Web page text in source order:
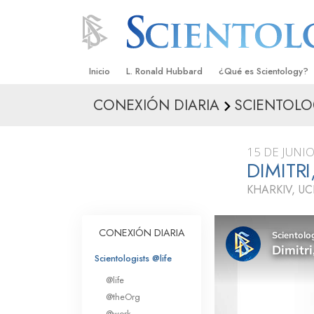
Inicio L. Ronald Hubbard ¿Qué es Scientology?
Creencias y Prácticas
Qué dicen los
Scientology
Conoce a un
Dentro de una Iglesia
Los Principios
Una Introducción a
CONEXIÓN DIARIA
15 DE
KHARKIV,
CONEXIÓN DIARIA
Scientologists @life
@life
@theOrg